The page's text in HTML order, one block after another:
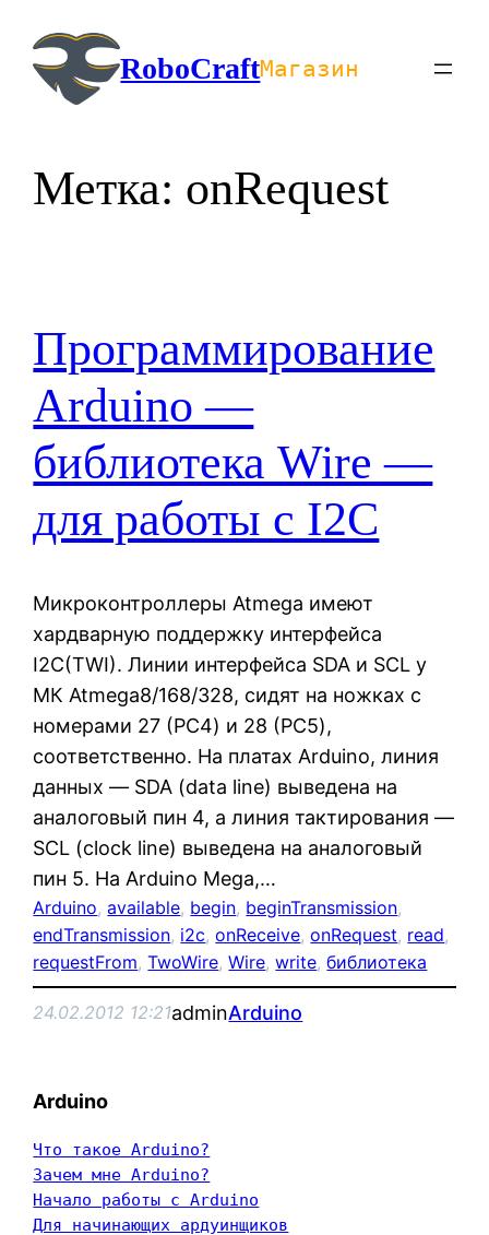
содержимомуRoboCraftМагазин
Метка: onRequest
Программирование
Arduino —
библиотека Wire —
для работы с I2C
Микроконтроллеры Atmega имеют
хардварную поддержку интерфейса
I2C(TWI). Линии интерфейса SDA и SCL у
МК Atmega8/168/328, сидят на ножках c
номерами 27 (PC4) и 28 (PC5),
соответственно. На платах Arduino, линия
данных — SDA (data line) выведена на
аналоговый пин 4, а линия тактирования —
SCL (clock line) выведена на аналоговый
пин 5. На Arduino Mega,…
Arduino, available, begin, beginTransmission
endTransmission, i2c, onReceive, onRequest, read
requestFrom, TwoWire, Wire, write, библиотека
24.02.2012 12:21adminArduino
Arduino
Что такое Arduino?
Зачем мне Arduino?
Начало работы с Arduino
Для начинающих ардуинщиков